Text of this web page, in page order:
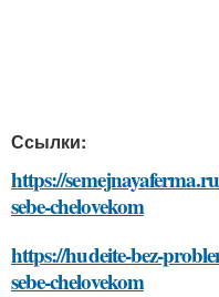
Ссылки:
https://
sebe-chelovekom
https://hudeite-bez-
sebe-chelovekom